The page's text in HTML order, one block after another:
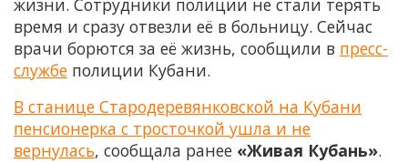
жизни. Сотрудники полиции не стали терять
время и сразу отвезли её в больницу. Сейчас
врачи борются за её жизнь, сообщили в пресс-
службе полиции Кубани.
В станице Стародеревянковской на Кубани
пенсионерка с тросточкой ушла и не
вернулась, сообщала ранее «Живая Кубань».